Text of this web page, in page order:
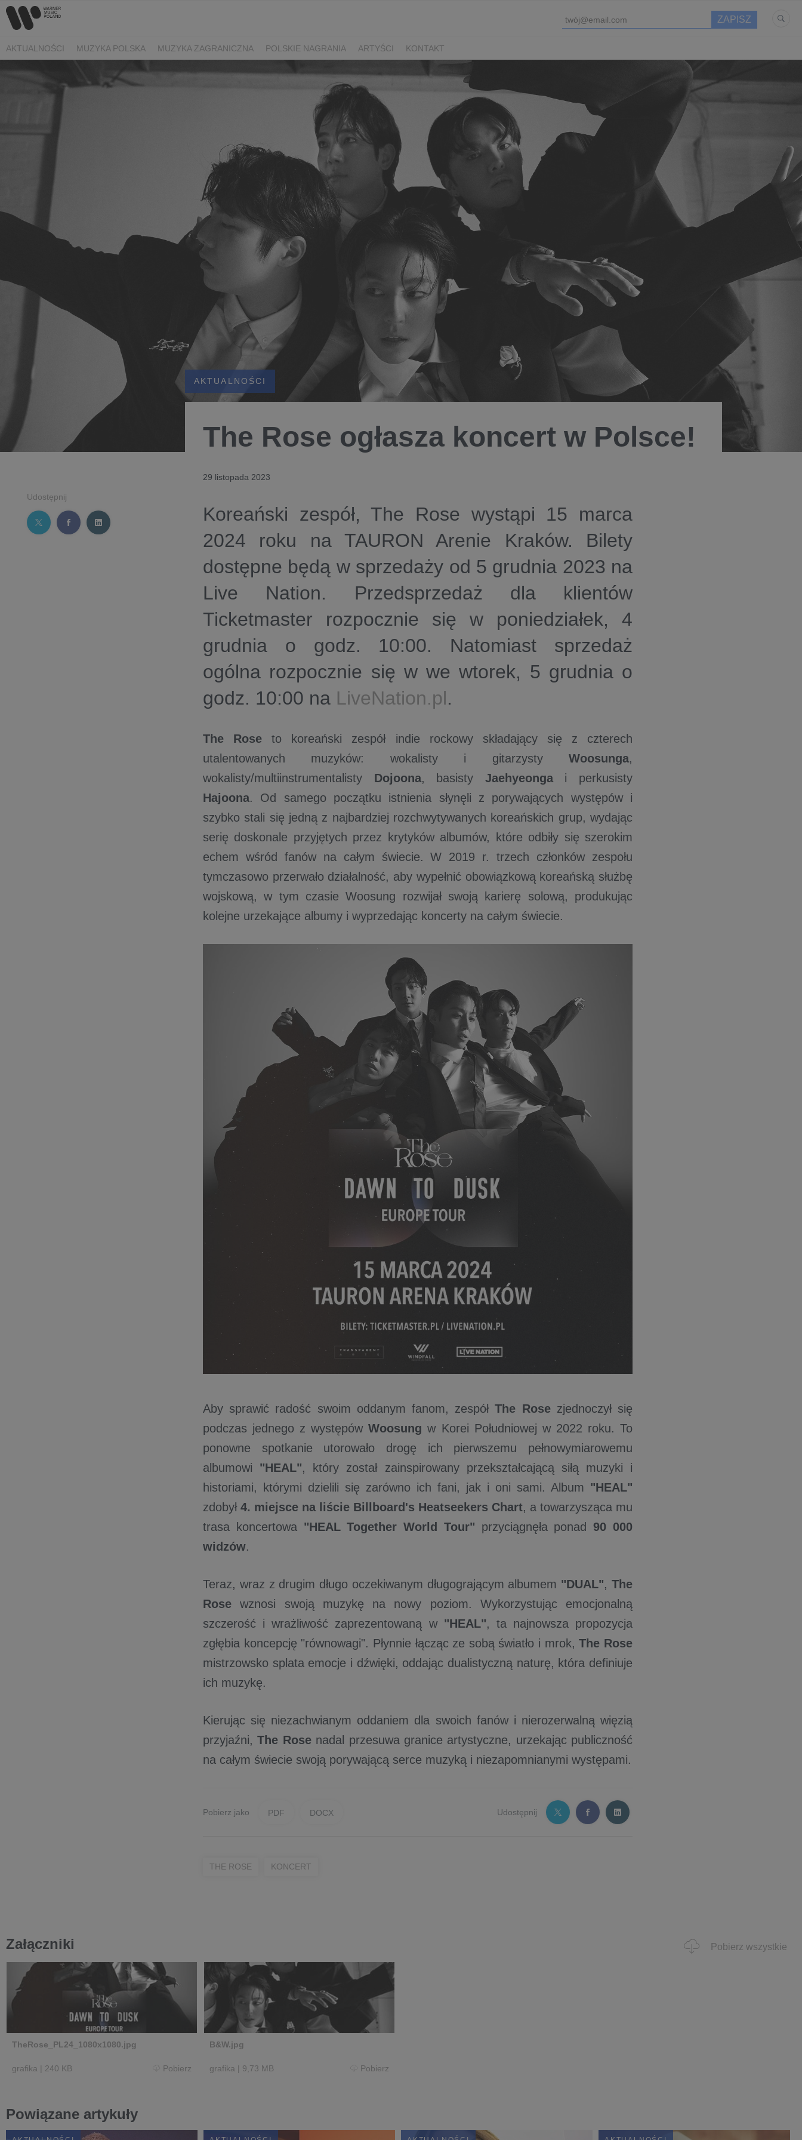
AKTUALNOŚCI MUZYKA POLSKA MUZYKA ZAGRANICZNA POLSKIE NAGRANIA ARTYŚCI KONTAKT
Udostępnij
AKTUALNOŚCI
The Rose ogłasza koncert w Polsce!
29 listopada 2023
Koreański zespół, The Rose wystąpi 15 marca
2024 roku na TAURON Arenie Kraków. Bilety
dostępne będą w sprzedaży od 5 grudnia 2023 na
Live Nation. Przedsprzedaż dla klientów
Ticketmaster rozpocznie się w poniedziałek, 4
grudnia o godz. 10:00. Natomiast sprzedaż
ogólna rozpocznie się w we wtorek, 5 grudnia o
godz. 10:00 na LiveNation.pl.
The Rose to koreański zespół indie rockowy składający się z czterech
utalentowanych muzyków: wokalisty i gitarzysty Woosunga,
wokalisty/multiinstrumentalisty Dojoona, basisty Jaehyeongai perkusisty
Hajoona. Od samego początku istnienia słynęli z porywających występów i
szybko stali się jedną z najbardziej rozchwytywanych koreańskich grup, wydając
serię doskonale przyjętych przez krytyków albumów, które odbiły się szerokim
echem wśród fanów na całym świecie. W 2019 r. trzech członków zespołu
tymczasowo przerwało działalność, aby wypełnić obowiązkową koreańską służbę
wojskową, w tym czasie Woosung rozwijał swoją karierę solową, produkując
kolejne urzekające albumy i wyprzedając koncerty na całym świecie.
Aby sprawić radość swoim oddanym fanom, zespółThe Rosezjednoczył się
podczas jednego z występówWoosung w Korei Południowej w 2022 roku. To
ponowne spotkanie utorowało drogę ich pierwszemu pełnowymiarowemu
albumowi "HEAL", który został zainspirowany przekształcającą siłą muzyki i
historiami, którymi dzielili się zarówno ich fani, jak i oni sami. Album "HEAL"
zdobył 4. miejsce na liście Billboard's Heatseekers Chart, a towarzysząca mu
trasa koncertowa "HEAL Together World Tour" przyciągnęła ponad90 000
widzów.
Teraz, wraz z drugim długo oczekiwanym długogrającym albumem "DUAL",The
Rose wznosi swoją muzykę na nowy poziom. Wykorzystując emocjonalną
szczerość i wrażliwość zaprezentowaną w "HEAL", ta najnowsza propozycja
zgłębia koncepcję "równowagi". Płynnie łącząc ze sobą światło i mrok,The Rose
mistrzowsko splata emocje i dźwięki, oddając dualistyczną naturę, która definiuje
ich muzykę.
Kierując się niezachwianym oddaniem dla swoich fanów i nierozerwalną więzią
przyjaźni,The Rose nadal przesuwa granice artystyczne, urzekając publiczność
na całym świecie swoją porywającą serce muzyką i niezapomnianymi występami.
Pobierz jako PDF DOCX Udostępnij
THE ROSE KONCERT
Załączniki Pobierz wszystkie
TheRose_PL24_1080x1080.jpg
grafika | 240 KB Pobierz
B&W.jpg
grafika | 9,73 MB Pobierz
Powiązane artykuły